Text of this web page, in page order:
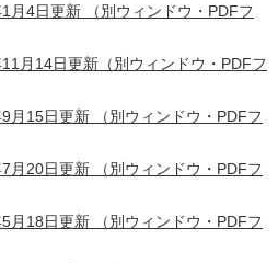
月4日更新 （別ウィンドウ・PDFフ
月14日更新（別ウィンドウ・PDFフ
月15日更新 （別ウィンドウ・PDFフ
月20日更新 （別ウィンドウ・PDFフ
月18日更新 （別ウィンドウ・PDFフ